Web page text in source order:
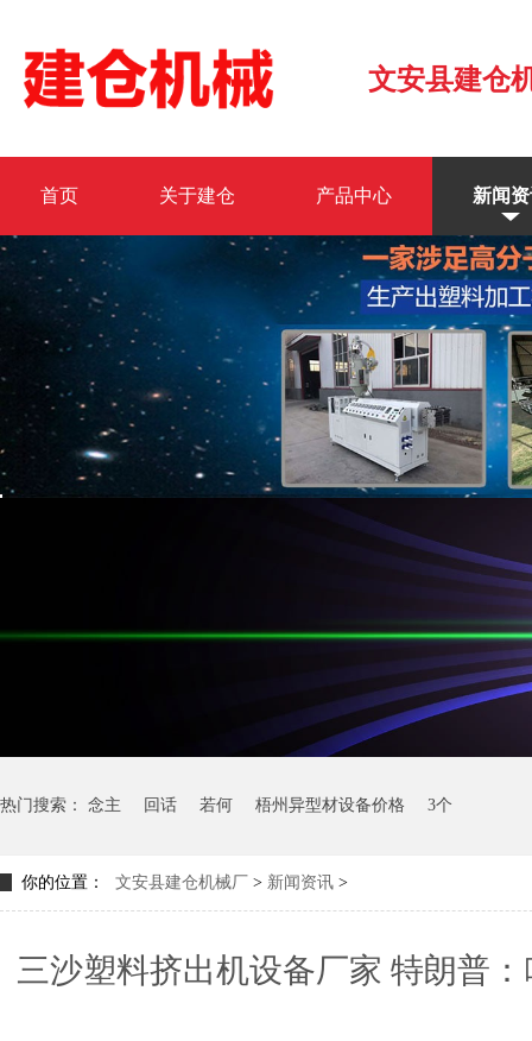
文安县建仓
首页 关于建仓 产品中心 新闻
热门搜索： 念主 回话 若何 梧州异型材设备价格 3个
你的位置： 文安县建仓机械厂 > 新闻资讯 >
三沙塑料挤出机设备厂家 特朗普